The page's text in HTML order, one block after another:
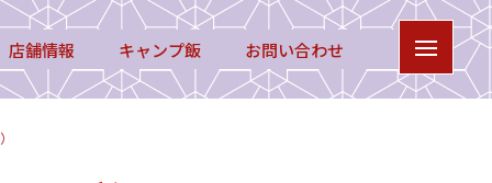
店舗情報 キャンプ飯 お問い合わせ